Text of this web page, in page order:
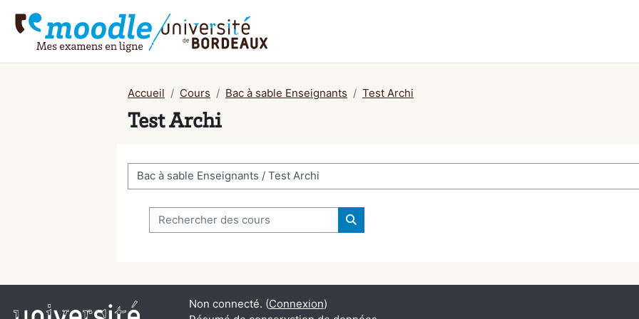
Accueil Cours Bac à sable Enseignants Test Archi
Test Archi
Catégories de cours
Rechercher des cours
Rechercher des cours
Non connecté. (Connexion)